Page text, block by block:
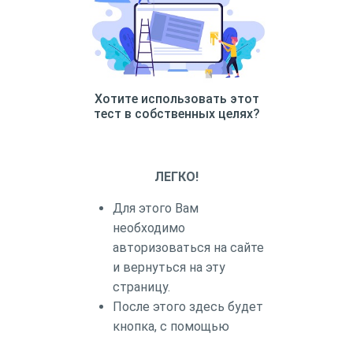
Хотите использовать этот
тест в собственных целях?
ЛЕГКО!
Для этого Вам
необходимо
авторизоваться на сайте
и вернуться на эту
страницу.
После этого здесь будет
кнопка, с помощью